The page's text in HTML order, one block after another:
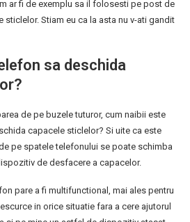
ar fi de exemplu sa il folosesti pe post de
Stiam eu ca la asta nu v-ati gandit
sa deschida
de pe buzele tuturor, cum naibii este
capacele sticlelor? Si uite ca este
pe spatele telefonului se poate schimba
de desfacere a capacelor.
pare a fi multifunctional, mai ales pentru
in orice situatie fara a cere ajutorul